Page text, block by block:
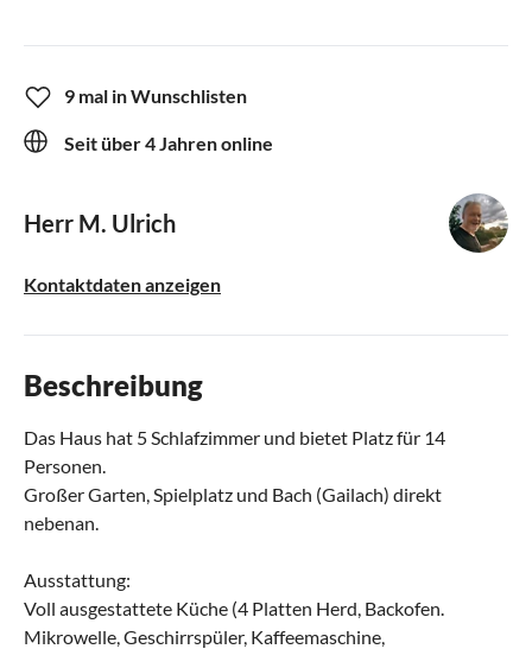
9 mal in Wunschlisten
Seit über 4 Jahren online
Herr M. Ulrich
Kontaktdaten anzeigen
Beschreibung
Das Haus hat 5 Schlafzimmer und bietet Platz für 14
Personen.
Großer Garten, Spielplatz und Bach (Gailach) direkt
nebenan.
Ausstattung:
Voll ausgestattete Küche (4 Platten Herd, Backofen.
Mikrowelle, Geschirrspüler, Kaffeemaschine,